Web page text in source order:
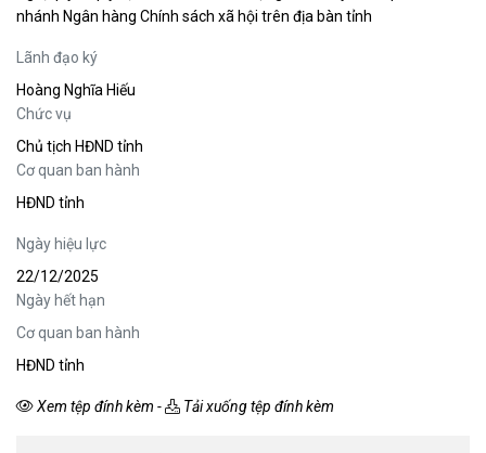
nhánh Ngân hàng Chính sách xã hội trên địa bàn tỉnh
Lãnh đạo ký
Hoàng Nghĩa Hiếu
Chức vụ
Chủ tịch HĐND tỉnh
Cơ quan ban hành
HĐND tỉnh
Ngày hiệu lực
22/12/2025
Ngày hết hạn
Cơ quan ban hành
HĐND tỉnh
Xem tệp đính kèm - Tải xuống tệp đính kèm